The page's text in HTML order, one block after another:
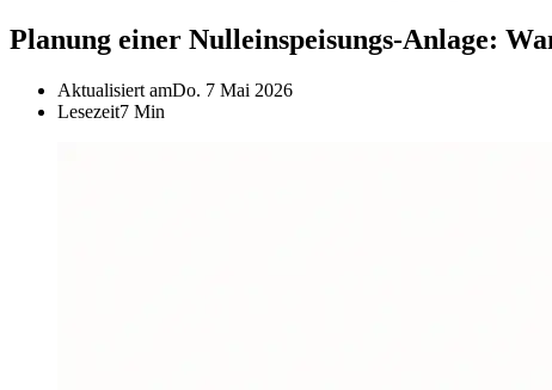
Planung einer Nulleinspeisungs-Anlage:
Aktualisiert amDo. 7 Mai 2026
Lesezeit7 Min